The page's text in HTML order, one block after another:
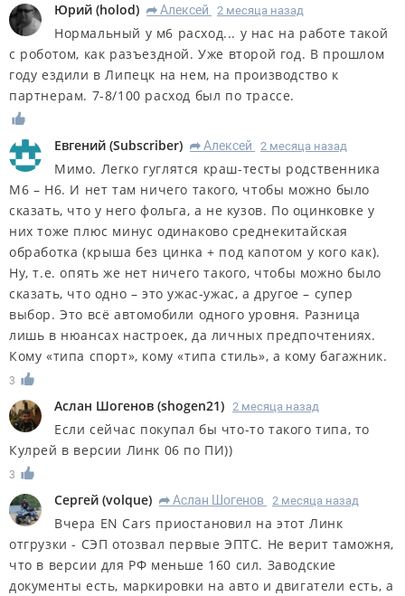
Юрий (holod) R Алексей 2 месяца назад
Нормальный у м6 расход... у нас на работе такой
с роботом, как разъездной. Уже второй год. В прошлом
году ездили в Липецк на нем, на производство к
партнерам. 7-8/100 расход был по трассе.
Евгений (Subscriber) R Алексей 2 месяца назад
Мимо. Легко гуглятся краш-тесты родственника
M6 – H6. И нет там ничего такого, чтобы можно было
сказать, что у него фольга, а не кузов. По оцинковке у
них тоже плюс минус одинаково среднекитайская
обработка (крыша без цинка + под капотом у кого как).
Ну, т.е. опять же нет ничего такого, чтобы можно было
сказать, что одно – это ужас-ужас, а другое – супер
выбор. Это всё автомобили одного уровня. Разница
лишь в нюансах настроек, да личных предпочтениях.
Кому «типа спорт», кому «типа стиль», а кому багажник.
3
Аслан Шогенов (shogen21) 2 месяца назад
Если сейчас покупал бы что-то такого типа, то
Кулрей в версии Линк 06 по ПИ))
3
Сергей (volque) R Аслан Шогенов 2 месяца назад
Вчера EN Cars приостановил на этот Линк
отгрузки - СЭП отозвал первые ЭПТС. Не верит таможня,
что в версии для РФ меньше 160 сил. Заводские
документы есть, маркировки на авто и двигатели есть, а